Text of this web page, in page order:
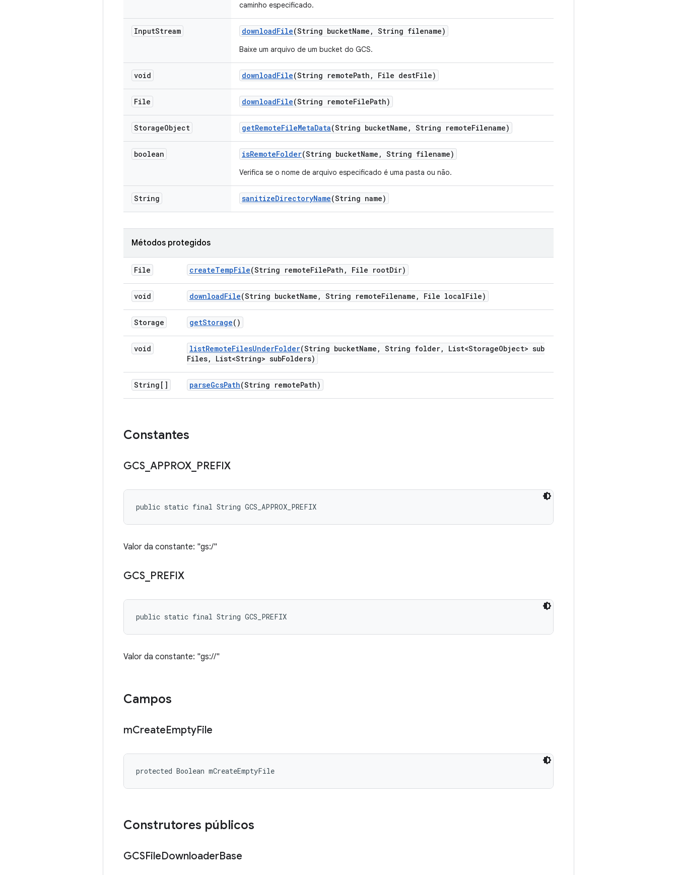
caminho especificado.
InputStream downloadFile(String bucketName , String filename)
Baixe um arquivo de um bucket do GCS.
void downloadFile(String remotePath , File destFile)
File downloadFile(String remoteFilePath)
StorageObject getRemoteFileMetaData(String bucketName , String remoteFilename)
boolean isRemoteFolder(String bucketName , String filename)
Verifica se o nome de arquivo especificado é uma pasta ou não.
String sanitizeDirectoryName(String name)
Métodos protegidos
File createTempFile(String remoteFilePath , File rootDir)
void downloadFile(String bucketName , String remoteFilename , File localFile)
Storage getStorage()
void listRemoteFilesUnderFolder(String bucketName , String folder, List<StorageObject> sub
Files, List<String> subFolders)
String[] parseGcsPath(String remotePath)
Constantes
GCS APPROX PREFIX
public static final String GCS_APPROX_PREFIX
Valor da constante: "gs:/"
GCS PREFIX
public static final String GCS_PREFIX
Valor da constante: "gs://"
Campos
mCreateEmptyFile
protected Boolean mCreateEmptyFile
Construtores públicos
GCSFileDownloaderBase